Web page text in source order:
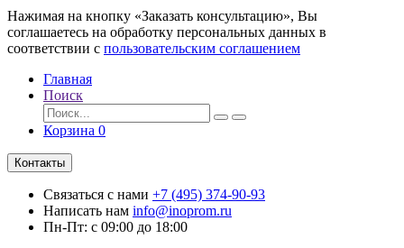
Нажимая на кнопку «Заказать консультацию», Вы
соглашаетесь на обработку персональных данных в
соответствии с пользовательским соглашением
Главная
Поиск
Корзина 0
Контакты
Связаться с нами +7 (495) 374-90-93
Написать нам info@inoprom.ru
Пн-Пт: с 09:00 до 18:00